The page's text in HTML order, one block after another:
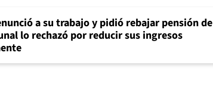
a su trabajo y pidió rebajar pensión de
lo rechazó por reducir sus ingresos